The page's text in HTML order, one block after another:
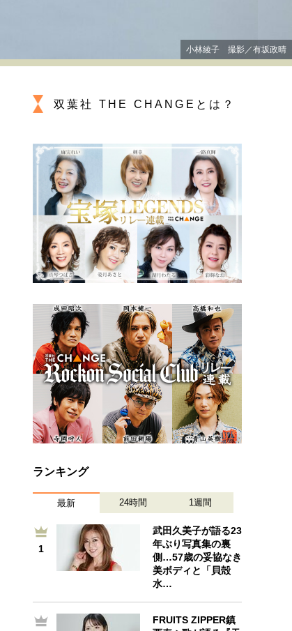
未来
モノの愛用品
小林綾子 撮影／有坂政晴
双葉社 THE CHANGEとは？
ランキング
最新 24時間 1週間
1
武田久美子が語る23
年ぶり写真集の裏
側…57歳の妥協なき
美ボディと「貝殻
水…
FRUITS ZIPPER鎮